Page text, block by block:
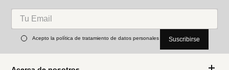
Acepto la política de tratamiento de datos personales Suscribirse